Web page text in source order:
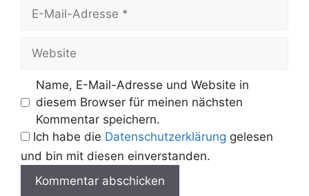
Mail-
Name, E-Mail-Adresse und Website in
diesem Browser für meinen nächsten
Kommentar speichern.
Ich habe die Datenschutzerklärung gelesen
und bin mit diesen einverstanden.